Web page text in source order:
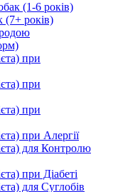
(1-6 років)
(7+ років)
при
при
при
при Алергії
для Контролю
при Діабеті
для Суглобів